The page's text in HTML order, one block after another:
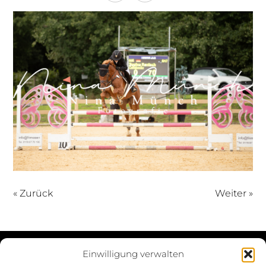
Einwilligung verwalten
« Zurück Weiter »